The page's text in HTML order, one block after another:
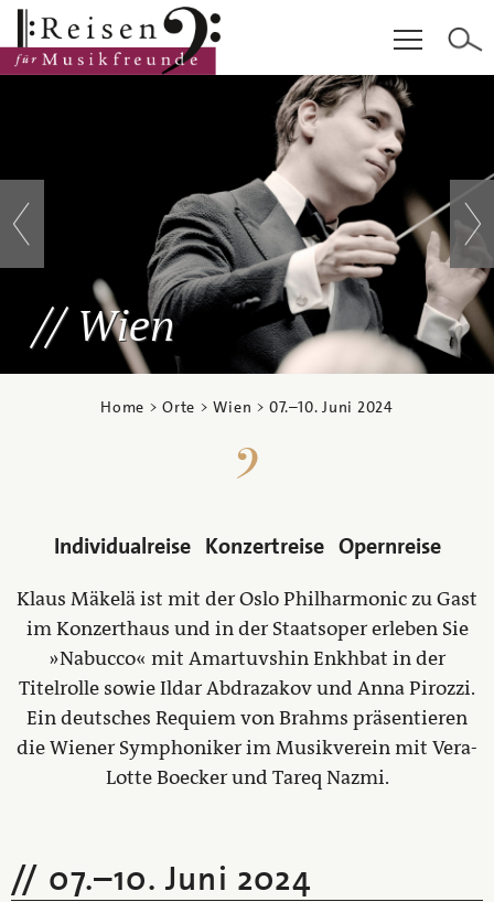
Hauptinhalt Fußzeile Cookie-Einstellungen
Wien
Home >Orte >Wien >07.–10. Juni 2024
Individualreise Konzertreise Opernreise
Klaus Mäkelä ist mit der Oslo Philharmonic zu Gast
im Konzerthaus und in der Staatsoper erleben Sie
»Nabucco« mit Amartuvshin Enkhbat in der
Titelrolle sowie Ildar Abdrazakov und Anna Pirozzi.
Ein deutsches Requiem von Brahms präsentieren
die Wiener Symphoniker im Musikverein mit Vera-
Lotte Boecker und Tareq Nazmi.
07.–10. Juni 2024